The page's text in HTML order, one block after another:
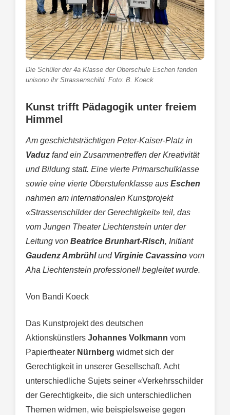
Die Schüler der 4a Klasse der Oberschule Eschen fanden
unisono ihr Strassenschild. Foto: B. Koeck
Kunst trifft Pädagogik unter freiem
Himmel
Am geschichtsträchtigen Peter-Kaiser-Platz in
Vaduz fand ein Zusammentreffen der Kreativität
und Bildung statt. Eine vierte Primarschulklasse
sowie eine vierte Oberstufenklasse aus Eschen
nahmen am internationalen Kunstprojekt
«Strassenschilder der Gerechtigkeit» teil, das
vom Jungen Theater Liechtenstein unter der
Leitung von Beatrice Brunhart-Risch, Initiant
Gaudenz Ambrühlund Virginie Cavassino vom
Aha Liechtenstein professionell begleitet wurde.
Von Bandi Koeck
Das Kunstprojekt des deutschen
Aktionskünstlers Johannes Volkmann vom
Papiertheater Nürnberg widmet sich der
Gerechtigkeit in unserer Gesellschaft. Acht
unterschiedliche Sujets seiner «Verkehrsschilder
der Gerechtigkeit», die sich unterschiedlichen
Themen widmen, wie beispielsweise gegen